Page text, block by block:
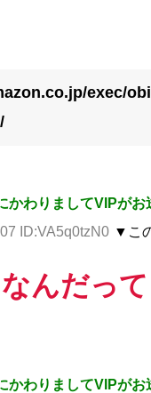
exec/
かわりましてVIPがお
ID:VA5q0tzN0 ▼こ
んだって
かわりましてVIPがお